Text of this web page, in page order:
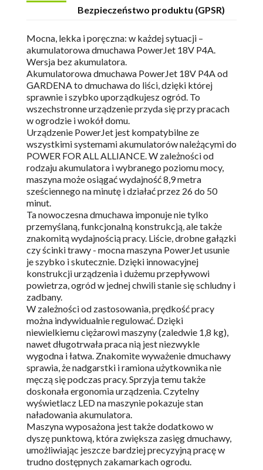
Bezpieczeństwo produktu (GPSR)
Mocna, lekka i poręczna: w każdej sytuacji –
akumulatorowa dmuchawa PowerJet 18V P4A.
Wersja bez akumulatora.
Akumulatorowa dmuchawa PowerJet 18V P4A od
GARDENA to dmuchawa do liści, dzięki której
sprawnie i szybko uporządkujesz ogród. To
wszechstronne urządzenie przyda się przy pracach
w ogrodzie i wokół domu.
Urządzenie PowerJet jest kompatybilne ze
wszystkimi systemami akumulatorów należącymi do
POWER FOR ALL ALLIANCE. W zależności od
rodzaju akumulatora i wybranego poziomu mocy,
maszyna może osiągać wydajność 8,9 metra
sześciennego na minutę i działać przez 26 do 50
minut.
Ta nowoczesna dmuchawa imponuje nie tylko
przemyślaną, funkcjonalną konstrukcją, ale także
znakomitą wydajnością pracy. Liście, drobne gałązki
czy ścinki trawy - mocna maszyna PowerJet usunie
je szybko i skutecznie. Dzięki innowacyjnej
konstrukcji urządzenia i dużemu przepływowi
powietrza, ogród w jednej chwili stanie się schludny i
zadbany.
W zależności od zastosowania, prędkość pracy
można indywidualnie regulować. Dzięki
niewielkiemu ciężarowi maszyny (zaledwie 1,8 kg),
nawet długotrwała praca nią jest niezwykle
wygodna i łatwa. Znakomite wyważenie dmuchawy
sprawia, że nadgarstki i ramiona użytkownika nie
męczą się podczas pracy. Sprzyja temu także
doskonała ergonomia urządzenia. Czytelny
wyświetlacz LED na maszynie pokazuje stan
naładowania akumulatora.
Maszyna wyposażona jest także dodatkowo w
dyszę punktową, która zwiększa zasięg dmuchawy,
umożliwiając jeszcze bardziej precyzyjną pracę w
trudno dostępnych zakamarkach ogrodu.